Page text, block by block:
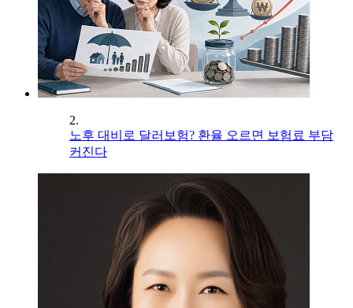
2.
노후 대비로 달러보험? 환율 오르면 보험료 부담
커진다